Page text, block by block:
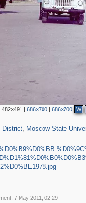
482×491 |686×700 |686×700 W
District, Moscow State
7 May 2011, 02:29